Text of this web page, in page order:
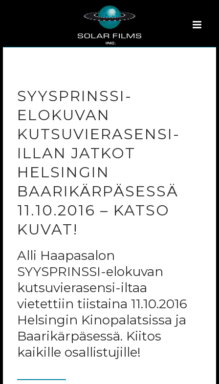
SYYSPRINSSI-
ELOKUVAN
KUTSUVIERASENSI-
ILLAN JATKOT
HELSINGIN
BAARIKÄRPÄSESSÄ
11.10.2016 – KATSO
KUVAT!
Alli Haapasalon
SYYSPRINSSI-elokuvan
kutsuvierasensi-iltaa
vietettiin tiistaina 11.10.2016
Helsingin Kinopalatsissa ja
Baarikärpäsessä. Kiitos
kaikille osallistujille!